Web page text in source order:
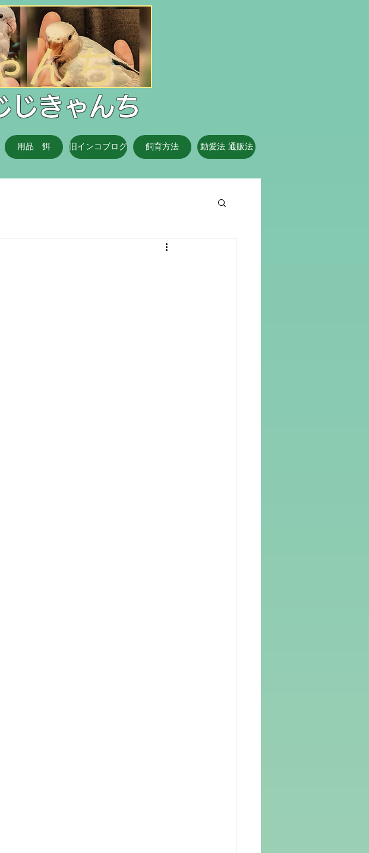
じきゃんち
用品 餌 旧インコブログ 飼育方法 動愛法 通販法